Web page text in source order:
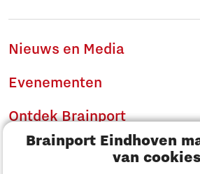
Brainport Eindhoven
van cookies
Nieuws en Media
Evenementen
Ontdek Brainport
Innovatie